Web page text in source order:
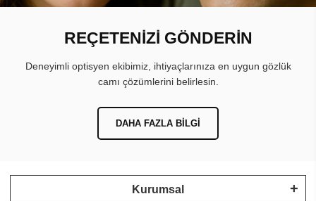
REÇETENİZİ GÖNDERİN
Deneyimli optisyen ekibimiz, ihtiyaçlarınıza en uygun gözlük
camı çözümlerini belirlesin.
DAHA FAZLA BILGI
Kurumsal